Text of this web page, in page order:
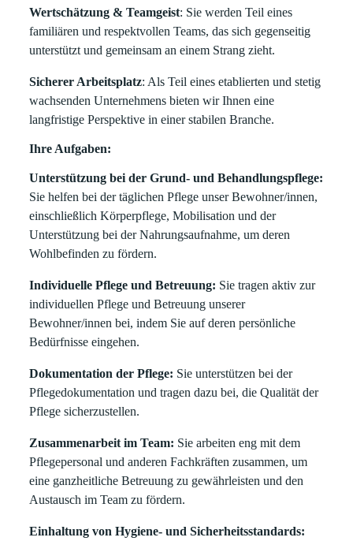
Wertschätzung & Teamgeist: Sie werden Teil eines
familiären und respektvollen Teams, das sich gegenseitig
unterstützt und gemeinsam an einem Strang zieht.
Sicherer Arbeitsplatz: Als Teil eines etablierten und stetig
wachsenden Unternehmens bieten wir Ihnen eine
langfristige Perspektive in einer stabilen Branche.
Ihre Aufgaben:
Unterstützung bei der Grund- und Behandlungspflege:
Sie helfen bei der täglichen Pflege unser Bewohner/innen,
einschließlich Körperpflege, Mobilisation und der
Unterstützung bei der Nahrungsaufnahme, um deren
Wohlbefinden zu fördern.
Individuelle Pflege und Betreuung: Sie tragen aktiv zur
individuellen Pflege und Betreuung unserer
Bewohner/innen bei, indem Sie auf deren persönliche
Bedürfnisse eingehen.
Dokumentation der Pflege: Sie unterstützen bei der
Pflegedokumentation und tragen dazu bei, die Qualität der
Pflege sicherzustellen.
Zusammenarbeit im Team: Sie arbeiten eng mit dem
Pflegepersonal und anderen Fachkräften zusammen, um
eine ganzheitliche Betreuung zu gewährleisten und den
Austausch im Team zu fördern.
Einhaltung von Hygiene- und Sicherheitsstandards: